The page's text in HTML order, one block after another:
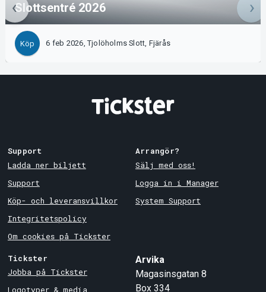
Slottsentré 2026
Köp 6 feb 2026, Tjolöholms Slott, Fjärås
Support
Ladda ner biljett
Support
Köp- och leveransvillkor
Integritetspolicy
Om cookies på Tickster
Arrangör?
Sälj med oss!
Logga in i Manager
System Support
Tickster
Jobba på Tickster
Logotyper & media
Arvika
Magasinsgatan 8
Box 334